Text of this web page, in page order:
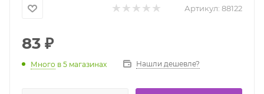
Артикул: 88122
83 ₽
Много в 5 магазинах Нашли дешевле?